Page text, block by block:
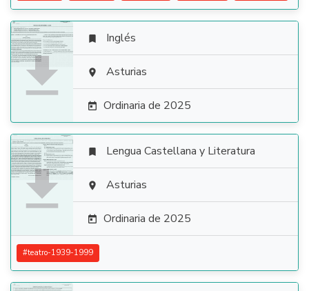

 Inglés
 Asturias
 Ordinaria de 2025

 Lengua Castellana y Literatura
 Asturias
 Ordinaria de 2025
#teatro-1939-1999